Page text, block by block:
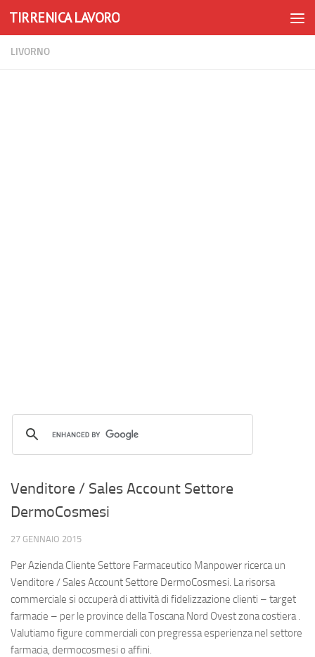
Skip to content
TIRRENICA LAVORO
LIVORNO
Venditore / Sales Account Settore
DermoCosmesi
27 GENNAIO 2015
Per Azienda Cliente Settore Farmaceutico Manpower ricerca un
Venditore / Sales Account Settore DermoCosmesi. La risorsa
commerciale si occuperà di attività di fidelizzazione clienti – target
farmacie – per le province della Toscana Nord Ovest zona costiera .
Valutiamo figure commerciali con pregressa esperienza nel settore
farmacia, dermocosmesi o affini.